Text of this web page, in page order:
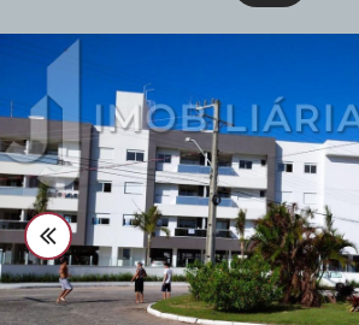
Contato
Fale Conosco 48 3364-0079
Plantão 48 99842-0500
Divulgue seu imóvel